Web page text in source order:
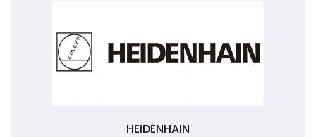
HEIDENHAIN